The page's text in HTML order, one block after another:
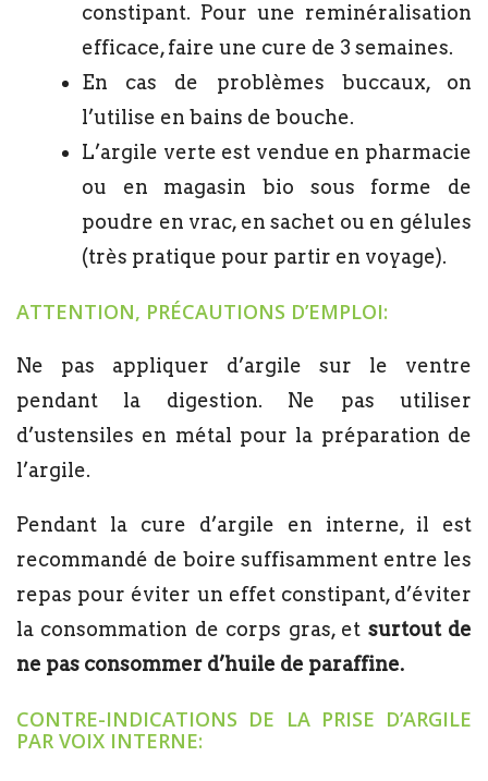
constipant. Pour une reminéralisation
efficace, faire une cure de 3 semaines.
En cas de problèmes buccaux, on
l’utilise en bains de bouche.
L’argile verte est vendue en pharmacie
ou en magasin bio sous forme de
poudre en vrac, en sachet ou en gélules
(très pratique pour partir en voyage).
ATTENTION, PRÉCAUTIONS D’EMPLOI:
Ne pas appliquer d’argile sur le ventre
pendant la digestion. Ne pas utiliser
d’ustensiles en métal pour la préparation de
l’argile.
Pendant la cure d’argile en interne, il est
recommandé de boire suffisamment entre les
repas pour éviter un effet constipant, d’éviter
la consommation de corps gras, et surtout de
ne pas consommer d’huile de paraffine.
CONTRE-INDICATIONS DE LA PRISE D’ARGILE
PAR VOIX INTERNE: